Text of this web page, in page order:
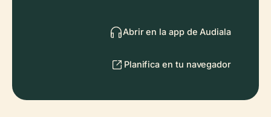
Abrir en la app de Audiala
Planifica en tu navegador